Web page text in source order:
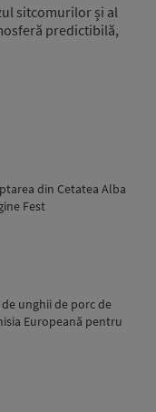
sitcomurilor și al
predictibilă,
din Cetatea Alba
Fest
de unghii de porc de
Europeană pentru